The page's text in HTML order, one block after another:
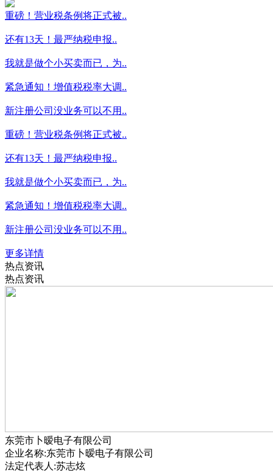
重磅！营业税条例将正式被..
还有13天！最严纳税申报..
我就是做个小买卖而已，为..
紧急通知！增值税税率大调..
新注册公司没业务可以不用..
重磅！营业税条例将正式被..
还有13天！最严纳税申报..
我就是做个小买卖而已，为..
紧急通知！增值税税率大调..
新注册公司没业务可以不用..
更多详情
热点资讯
热点资讯
东莞市卜暧电子有限公司
企业名称:东莞市卜暧电子有限公司
法定代表人:苏志炫